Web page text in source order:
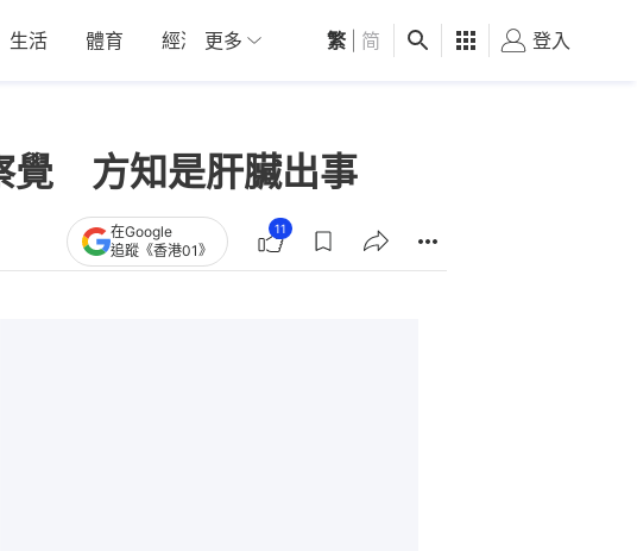
生活 體育 經濟 01深圳 觀點 健康 好食玩飛
更多 繁 简 登入
覺 方知是肝臟出事
在Google
追蹤《香港01》
11